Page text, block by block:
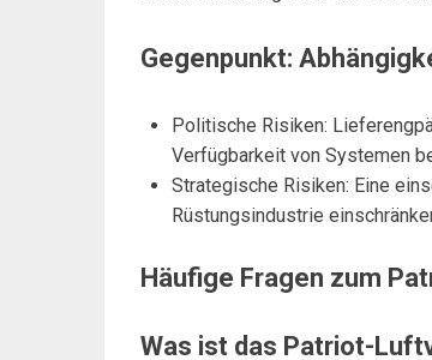
Gegenpunkt:
Politische Risiken:
Verfügbarkeit von Systemen
Strategische Risiken: Eine
Rüstungsindustrie
Häufige Fragen zum
Was ist das Patriot-